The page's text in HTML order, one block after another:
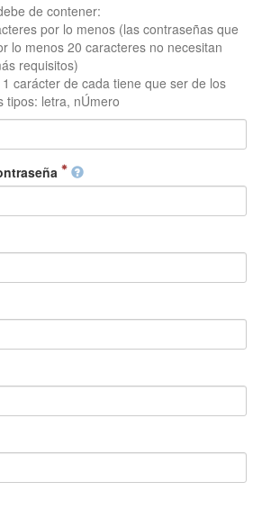
de contener:
por lo menos (las contraseñas que
lo menos 20 caracteres no necesitan
requisitos)
carácter de cada tiene que ser de los
tipos: letra, nÚmero